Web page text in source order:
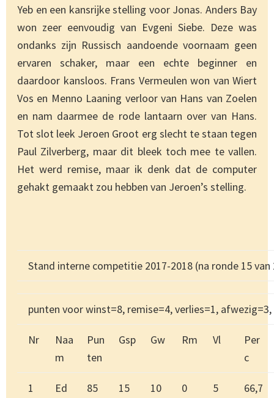
Yeb en een kansrijke stelling voor Jonas. Anders Bay
won zeer eenvoudig van Evgeni Siebe. Deze was
ondanks zijn Russisch aandoende voornaam geen
ervaren schaker, maar een echte beginner en
daardoor kansloos. Frans Vermeulen won van Wiert
Vos en Menno Laaning verloor van Hans van Zoelen
en nam daarmee de rode lantaarn over van Hans.
Tot slot leek Jeroen Groot erg slecht te staan tegen
Paul Zilverberg, maar dit bleek toch mee te vallen.
Het werd remise, maar ik denk dat de computer
gehakt gemaakt zou hebben van Jeroen’s stelling.
Stand interne competitie 2017-2018 (na ronde 15 van
punten voor winst=8, remise=4, verlies=1,
Nr
Naa
m
Pun
ten
Gsp Gw Rm Vl
Per
c
1
Ed
85 15 10 0 5 66,7